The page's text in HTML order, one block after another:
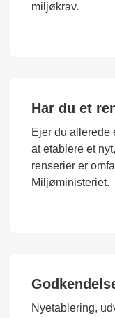
miljøkrav.
Har du et
Ejer du allerede
at etablere et
renserier er
Miljøministeriet.
Nyetablering,